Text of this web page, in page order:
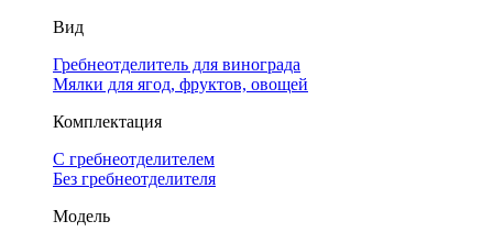
Вид
Гребнеотделитель для винограда
Мялки для ягод, фруктов, овощей
Комплектация
С гребнеотделителем
Без гребнеотделителя
Модель